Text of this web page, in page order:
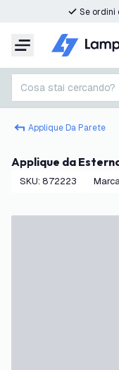
Se ordini
Menu
Cosa stai cercando?
Applique Da Parete
Applique da
SKU: 872223